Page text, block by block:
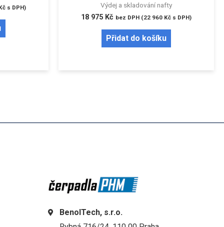
s DPH) Výdej a skladování nafty
18 975 Kč bez DPH (22 960 Kč s DPH)
Přidat do košíku
BenolTech, s.r.o.